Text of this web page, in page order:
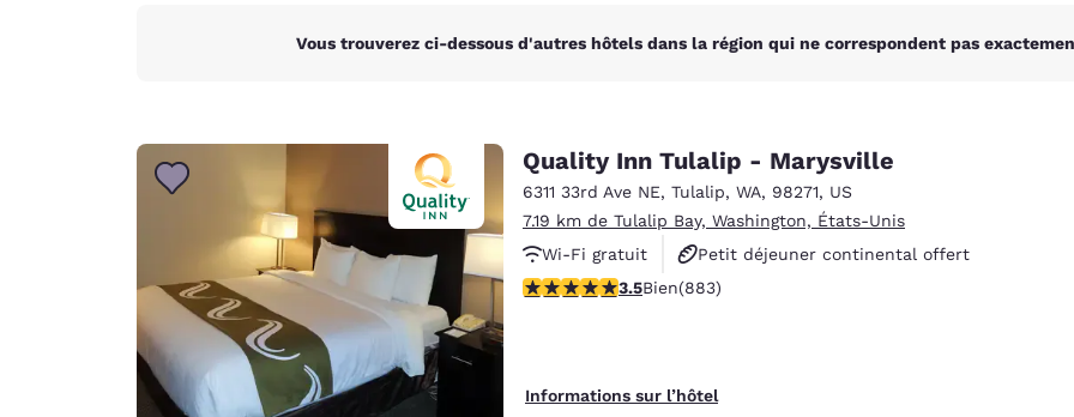
Vous trouverez ci-dessous d'autres hôtels dans la région qui ne correspondent pas
Quality Inn Tulalip - Marysville
6311 33rd Ave NE, Tulalip, WA, 98271, US
7.19 km de Tulalip Bay, Washington, États-Unis
Wi-Fi gratuit
Petit déjeuner continental offert
Animaux acceptés
3.53 étoiles. Bien. 883 commentaires
3.5Bien(883)
Informations sur l’hôtel